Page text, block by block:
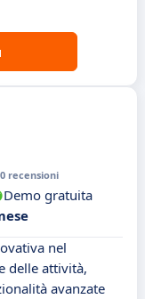
recensioni
Demo gratuita
nel
delle attività,
avanzate